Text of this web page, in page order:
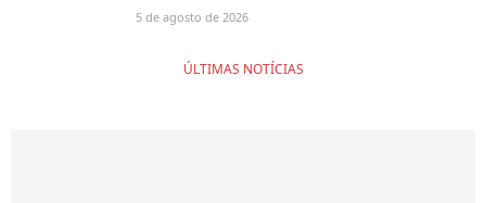
5 de agosto de 2026
ÚLTIMAS NOTÍCIAS